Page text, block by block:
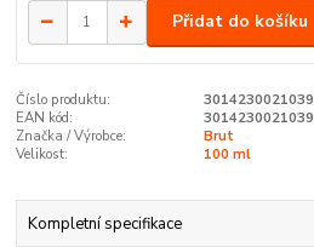
Přidat do košíku
Číslo produktu:
3014230021039
EAN kód:
3014230021039
Značka / Výrobce:
Brut
Velikost:
100 ml
Kompletní specifikace